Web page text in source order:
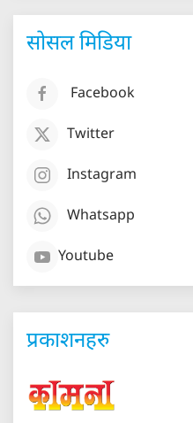
सोसल मिडिया
Facebook
Twitter
Instagram
Whatsapp
Youtube
प्रकाशनहरु